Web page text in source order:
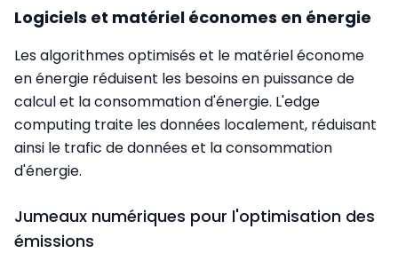
Logiciels et matériel économes en énergie
Les algorithmes optimisés et le matériel économe
en énergie réduisent les besoins en puissance de
calcul et la consommation d'énergie. L'edge
computing traite les données localement, réduisant
ainsi le trafic de données et la consommation
d'énergie.
Jumeaux numériques pour l'optimisation des
émissions